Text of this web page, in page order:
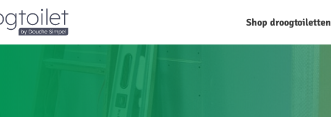
Shop droogtoiletten